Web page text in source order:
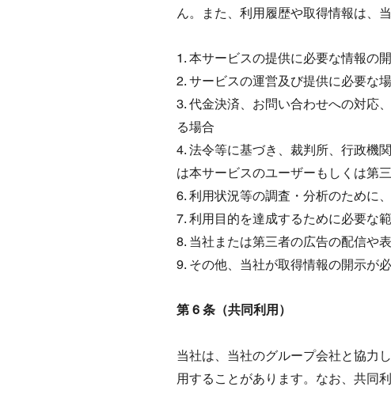
ん。また、利用履歴や取得情報は、
1. 本サービスの提供に必要な情報の
2. サービスの運営及び提供に必要な
3. 代金決済、お問い合わせへの対応
る場合
4. 法令等に基づき、裁判所、行政機
は本サービスのユーザーもしくは第
6. 利用状況等の調査・分析のために
7. 利用目的を達成するために必要な
8. 当社または第三者の広告の配信や
9. その他、当社が取得情報の開示が
第 6 条（共同利用）
当社は、当社のグループ会社と協力
用することがあります。なお、共同